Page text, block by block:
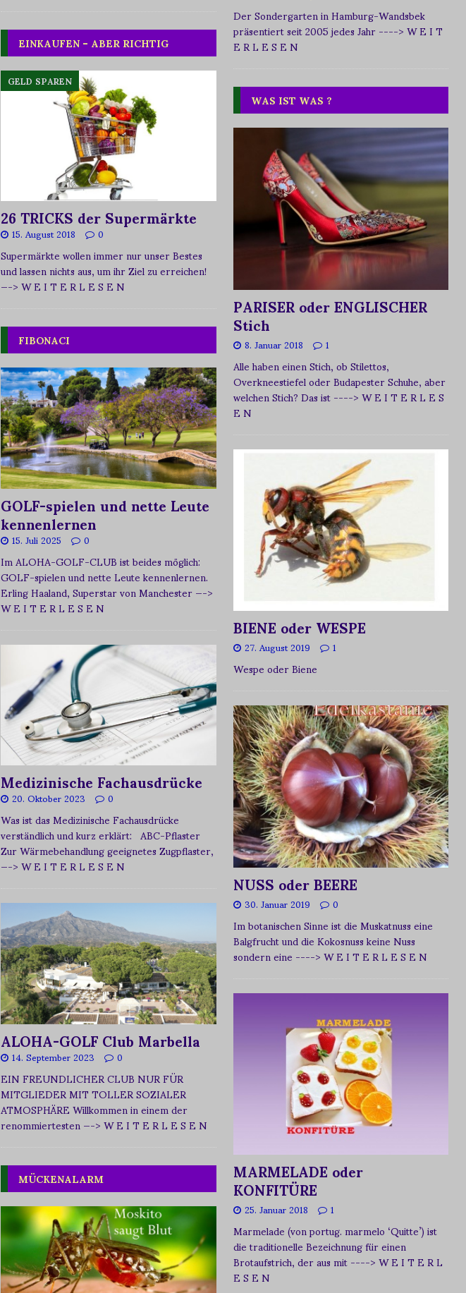
EINKAUFEN – ABER RICHTIG
GELD SPAREN
26 TRICKS der Supermärkte
15. August 2018 0
Supermärkte wollen immer nur unser Bestes
und lassen nichts aus, um ihr Ziel zu erreichen!
—-> W E I T E R L E S E N
FIBONACI
GOLF-spielen und nette Leute
kennenlernen
15. Juli 2025 0
Im ALOHA-GOLF-CLUB ist beides möglich:
GOLF-spielen und nette Leute kennenlernen.
Erling Haaland, Superstar von Manchester—->
W E I T E R L E S E N
Medizinische Fachausdrücke
20. Oktober 2023 0
Was ist das Medizinische Fachausdrücke
verständlich und kurz erklärt: ABC-Pflaster
Zur Wärmebehandlung geeignetes Zugpflaster,
—-> W E I T E R L E S E N
ALOHA-GOLF Club Marbella
14. September 2023 0
EIN FREUNDLICHER CLUB NUR FÜR
MITGLIEDER MIT TOLLER SOZIALER
ATMOSPHÄRE Willkommen in einem der
renommiertesten—-> W E I T E R L E S E N
MÜCKENALARM
Der Sondergarten in Hamburg-Wandsbek
präsentiert seit 2005 jedes Jahr----> W E I T
E R L E S E N
WAS IST WAS ?
PARISER oder ENGLISCHER
Stich
8. Januar 2018 1
Alle haben einen Stich, ob Stilettos,
Overkneestiefel oder Budapester Schuhe, aber
welchen Stich? Das ist----> W E I T E R L E S
E N
BIENE oder WESPE
27. August 2019 1
Wespe oder Biene
NUSS oder BEERE
30. Januar 2019 0
Im botanischen Sinne ist die Muskatnuss eine
Balgfrucht und die Kokosnuss keine Nuss
sondern eine----> W E I T E R L E S E N
MARMELADE oder
KONFITÜRE
25. Januar 2018 1
Marmelade (von portug. marmelo ‘Quitte’) ist
die traditionelle Bezeichnung für einen
Brotaufstrich, der aus mit----> W E I T E R L
E S E N